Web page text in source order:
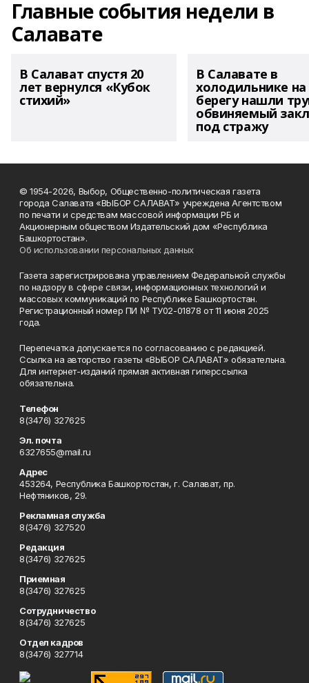
Главные события недели в
Салавате
В Салават спустя 20
лет вернулся «Кубок
стихий»
В Салавате в
холодильнике на
берегу нашли
обвиняемый
под стражу
© 1954-2026, Выбор, Общественно-политическая газета
города Салавата «ВЫБОР САЛАВАТ» учреждена Агентством
по печати и средствам массовой информации РБ и
Акционерным обществом Издательский дом «Республика
Башкортостан».
Об использовании персональных данных
Газета зарегистрирована управлением Федеральной службы
по надзору в сфере связи, информационных технологий и
массовых коммуникаций по Республике Башкортостан.
Регистрационный номер ПИ № ТУ02-01878 от 11 июня 2025
года.
Перепечатка допускается по согласованию с редакцией.
Ссылка на авторство газеты «ВЫБОР САЛАВАТ» обязательна.
Для интернет-изданий прямая активная гиперссылка
обязательна.
Телефон
8(3476) 327625
Эл. почта
6327655@mail.ru
Адрес
453264, Республика Башкортостан, г. Салават, пр.
Нефтяников, 29.
Рекламная служба
8(3476) 327520
Редакция
8(3476) 327625
Приемная
8(3476) 327625
Сотрудничество
8(3476) 327625
Отдел кадров
8(3476) 327714